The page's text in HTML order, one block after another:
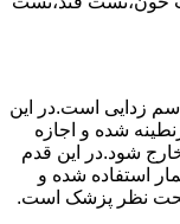
زدایی است.در این
شده و اجازه
شود.در این قدم
استفاده شده و
تحت نظر پزشک است.